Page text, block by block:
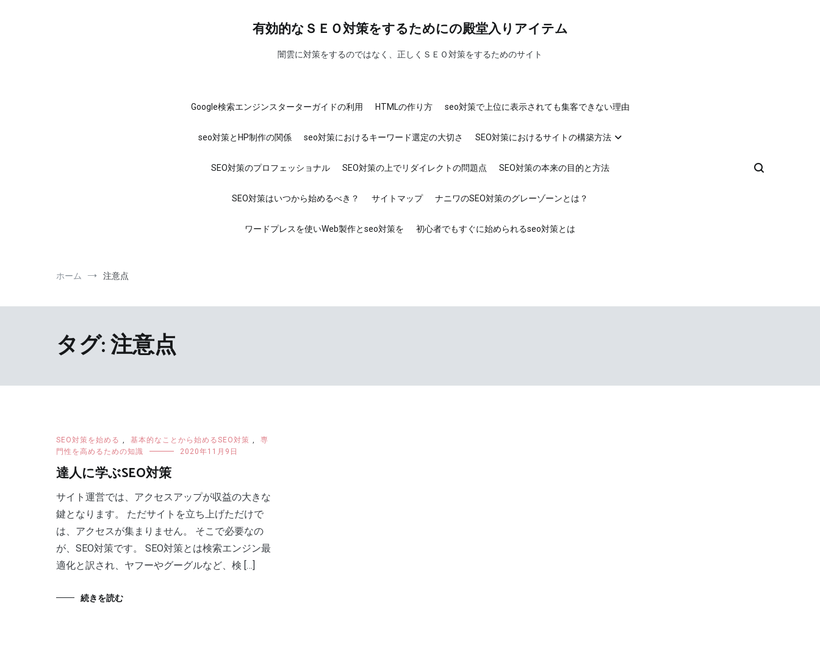
有効的なＳＥＯ対策をするためにの殿堂入りアイテム
闇雲に対策をするのではなく、正しくＳＥＯ対策をするためのサイト
Google検索エンジンスターターガイドの利用 HTMLの作り方 seo対策で上位に表示されても集客できない理由
seo対策とHP制作の関係 seo対策におけるキーワード選定の大切さ SEO対策におけるサイトの構築方法
SEO対策のプロフェッショナル SEO対策の上でリダイレクトの問題点 SEO対策の本来の目的と方法
SEO対策はいつから始めるべき？ サイトマップ ナニワのSEO対策のグレーゾーンとは？
ワードプレスを使いWeb製作とseo対策を 初心者でもすぐに始められるseo対策とは
ホーム 注意点
タグ:注意点
SEO対策を始める , 基本的なことから始めるSEO対策 ,
専
門性を高めるための知識
2020年11月9日
達人に学ぶSEO対策
サイト運営では、アクセスアップが収益の大きな
鍵となります。 ただサイトを立ち上げただけで
は、アクセスが集まりません。 そこで必要なの
が、SEO対策です。 SEO対策とは検索エンジン最
適化と訳され、ヤフーやグーグルなど、検 […]
続きを読む